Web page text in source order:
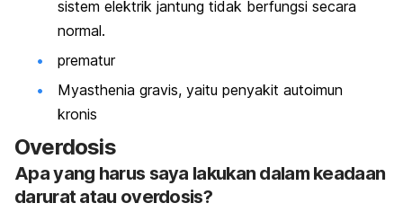
sistem elektrik jantung tidak berfungsi secara
normal.
prematur
Myasthenia gravis, yaitu penyakit autoimun
kronis
Overdosis
Apa yang harus saya lakukan dalam keadaan
darurat atau overdosis?